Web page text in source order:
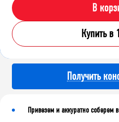
В
Купить в
Получить
Привезем и аккуратно соберем